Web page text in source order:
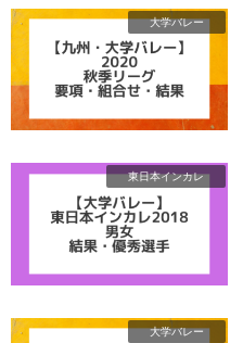
大学バレー
東日本インカレ
大学バレー